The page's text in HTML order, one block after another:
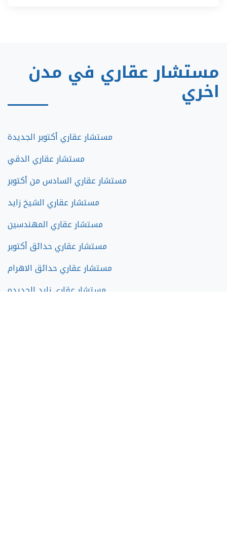
مستشار عقاري في مدن
اخري
مستشار عقاري أكتوبر الجديدة
مستشار عقاري الدقي
مستشار عقاري السادس من أكتوبر
مستشار عقاري الشيخ زايد
مستشار عقاري المهندسين
مستشار عقاري حدائق أكتوبر
مستشار عقاري حدائق الاهرام
مستشار عقاري زايد الجديده